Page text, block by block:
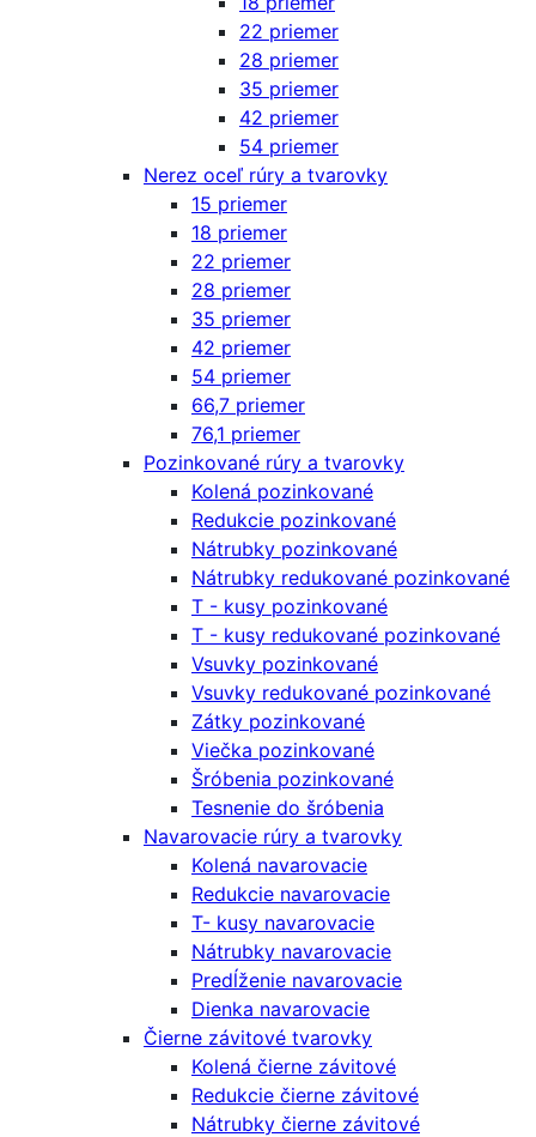
22 priemer
28 priemer
35 priemer
42 priemer
54 priemer
Nerez oceľ rúry a tvarovky
15 priemer
18 priemer
22 priemer
28 priemer
35 priemer
42 priemer
54 priemer
66,7 priemer
76,1 priemer
Pozinkované rúry a tvarovky
Kolená pozinkované
Redukcie pozinkované
Nátrubky pozinkované
Nátrubky redukované pozinkované
T - kusy pozinkované
T - kusy redukované pozinkované
Vsuvky pozinkované
Vsuvky redukované pozinkované
Zátky pozinkované
Viečka pozinkované
Šróbenia pozinkované
Tesnenie do šróbenia
Navarovacie rúry a tvarovky
Kolená navarovacie
Redukcie navarovacie
T- kusy navarovacie
Nátrubky navarovacie
Predĺženie navarovacie
Dienka navarovacie
Čierne závitové tvarovky
Kolená čierne závitové
Redukcie čierne závitové
Nátrubky čierne závitové